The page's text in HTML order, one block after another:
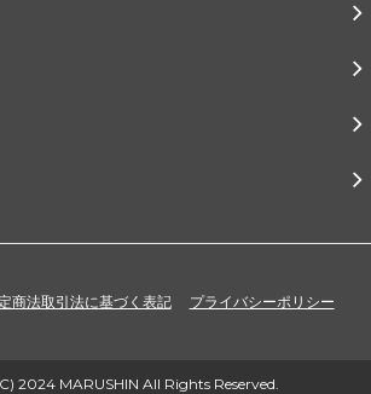
商法取引法に基づく表記 プライバシーポリシー
2024 MARUSHIN All Rights Reserved.